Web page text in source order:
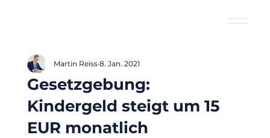
Gesetzgebung:
Kindergeld steigt um 15
EUR monatlich
Martin Reiss 8. Jan. 2021